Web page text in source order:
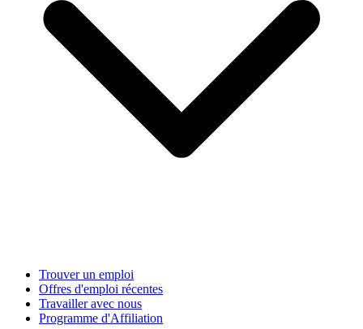
Trouver un emploi
Offres d'emploi récentes
Travailler avec nous
Programme d'Affiliation